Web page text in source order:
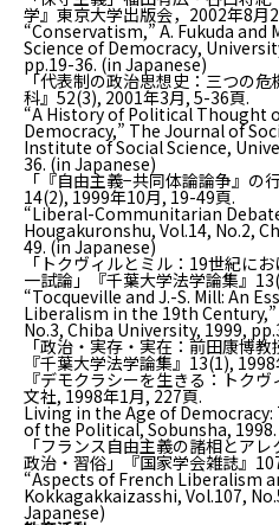
学』東京大学出版会，2002年8月
“Conservatism,” A. Fukuda and
Science of Democracy,
pp.19-36. (in Japanese)
「代表制の政治思想史：三つの
科』52(3), 2001年3月, 5-36頁.
“A History of Political Thought
Democracy,” The Journal of
Institute of Social Science,
36. (in Japanese)
「『自由主義−共同体論論争』の
14(2), 1999年10月, 19-49頁.
“Liberal-Communitarian
Hougakuronshu, Vol.14, No.2,
49. (in Japanese)
「トクヴィルとミル：19世紀に
一試論」『千葉大学法学論集』
“Tocqueville and J.-S. Mill: An
Liberalism in the 19th Century,”
No.3, Chiba University, 1999,
「政治・実存・実在：前田康博
『千葉大学法学論集』13(1),
『デモクラシーを生きる：トク
文社, 1998年1月, 227頁.
Living in the Age of
of the Political, Sobunsha,
「フランス自由主義の諸相とア
政治・習俗」『国家学会雑誌』
“Aspects of French Liberalism
Kokkagakkaizasshi, Vol.107,
Japanese)